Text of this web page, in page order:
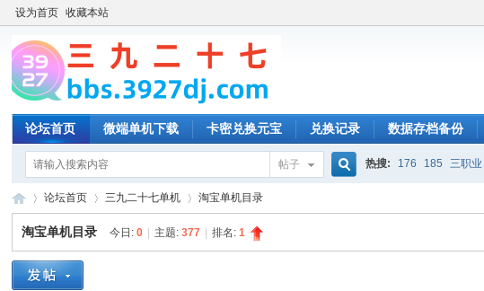
设为首页 收藏本站
论坛首页 微端单机下载 卡密兑换元宝 兑换记录 数据存档备份
帖子 热搜: 176 185 三职业
»
论坛首页 三九二十七单机 淘宝单机目录
淘宝单机目录 今日:0 主题:377 排名:1